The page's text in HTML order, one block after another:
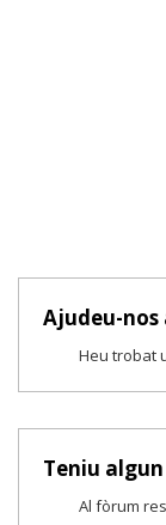
Ajudeu-
Heu trobat
Teniu
Al fòrum